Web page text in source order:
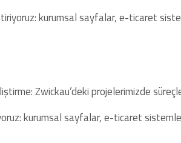
kurumsal sayfalar, e-ticaret
Zwickau’deki projelerimizde
kurumsal sayfalar, e-ticaret